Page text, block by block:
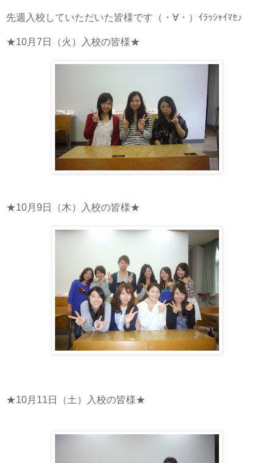
先週入校していただいた皆様です（・∀・）ｲﾗｯｼｬｲﾏｾ♪
★10月7日（火）入校の皆様★
★10月9日（木）入校の皆様★
★10月11日（土）入校の皆様★